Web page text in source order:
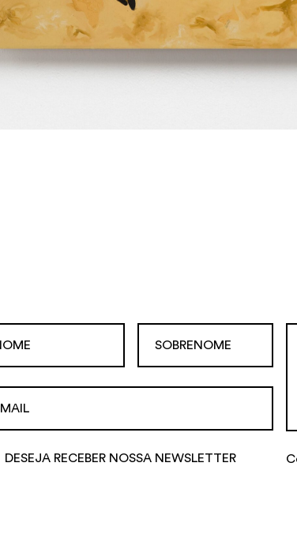
DESEJA RECEBER NOSSA NEWSLETTER